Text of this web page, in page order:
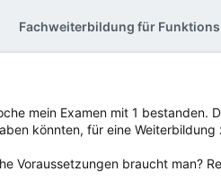
Fachweiterbildung für
mein Examen mit 1 bestanden.
könnten, für eine Weiterbildung
Voraussetzungen braucht man?